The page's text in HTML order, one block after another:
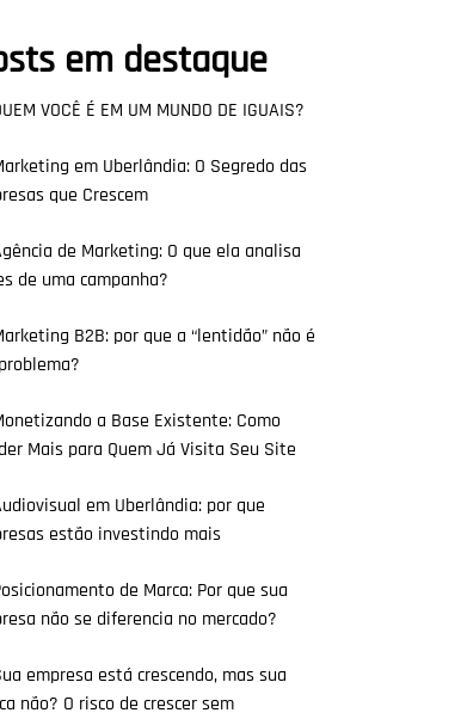
em destaque
VOCÊ É EM UM MUNDO DE IGUAIS?
em Uberlândia: O Segredo das
que Crescem
de Marketing: O que ela analisa
de uma campanha?
B2B: por que a “lentidão” não é
a Base Existente: Como
Mais para Quem Já Visita Seu Site
em Uberlândia: por que
estão investindo mais
de Marca: Por que sua
não se diferencia no mercado?
empresa está crescendo, mas sua
não? O risco de crescer sem